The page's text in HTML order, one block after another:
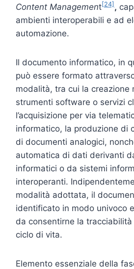
Content Management[24] ,
ambienti interoperabili e ad
automazione.
Il documento informatico, in
può essere formato
modalità, tra cui la creazione
strumenti software o servizi
l’acquisizione per via
informatico, la produzione di
di documenti analogici,
automatica di dati derivanti
informatici o da sistemi
interoperanti.
modalità adottata, il
identificato in modo univoco
da consentirne la tracciabilità
ciclo di vita.
Elemento essenziale della